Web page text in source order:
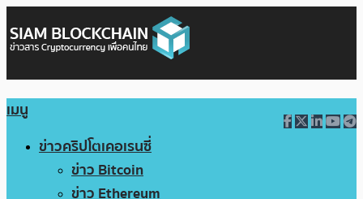
เมนู
ข่าวคริปโตเคอเรนซี่
ข่าว Bitcoin
ข่าว Ethereum